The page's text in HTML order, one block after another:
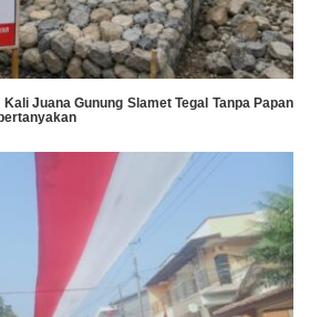
Juana Gunung Slamet Tegal Tanpa Papan